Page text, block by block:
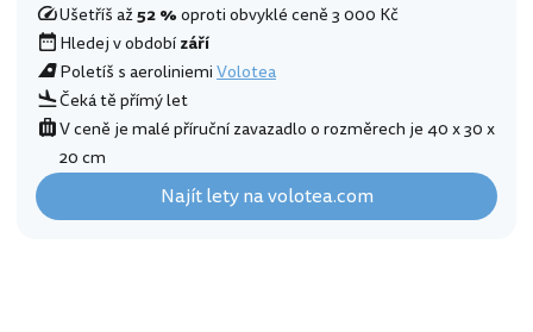
Ušetříš až52 %oproti obvyklé ceně 3 000 Kč
Hledej v obdobízáří
Poletíš s aeroliniemiVolotea
Čeká tě přímý let
V ceně je malé příruční zavazadlo o rozměrech je 40 x 30 x
20 cm
Najít lety na volotea.com